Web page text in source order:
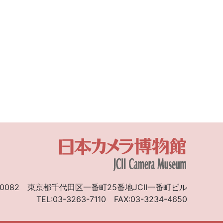
東京都千代田区一番町25番地JCII一番町ビル
TEL:03-3263-7110
FAX:03-3234-4650